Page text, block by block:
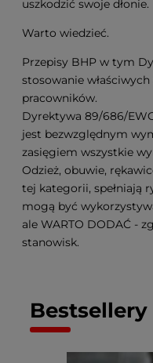
uszkodzić swoje dłonie.
Warto wiedzieć.
Przepisy BHP w tym
stosowanie
pracowników.
Dyrektywa 89/686/
jest bezwzględnym
zasięgiem wszystkie
Odzież, obuwie,
tej kategorii, spełniają
mogą być
ale WARTO DODAĆ -
stanowisk.
Bestsellery